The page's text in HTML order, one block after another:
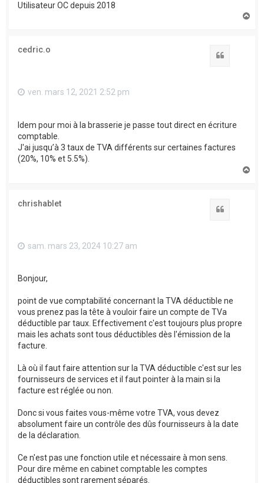
Utilisateur OC depuis 2018
cedric.o
ven. mars 12, 2021 2:52 pm
Idem pour moi à la brasserie je passe tout direct en écriture
comptable.
J'ai jusqu’à 3 taux de TVA différents sur certaines factures
(20%, 10% et 5.5%).
chrishablet
sam. mars 23, 2024 10:27 am
Bonjour,
point de vue comptabilité concernant la TVA déductible ne
vous prenez pas la tête à vouloir faire un compte de TVa
déductible par taux. Effectivement c'est toujours plus propre
mais les achats sont tous déductibles dès l'émission de la
facture.
Là où il faut faire attention sur la TVA déductible c'est sur les
fournisseurs de services et il faut pointer à la main si la
facture est réglée ou non.
Donc si vous faites vous-même votre TVA, vous devez
absolument faire un contrôle des dûs fournisseurs à la date
de la déclaration.
Ce n'est pas une fonction utile et nécessaire à mon sens.
Pour dire même en cabinet comptable les comptes
déductibles sont rarement séparés.